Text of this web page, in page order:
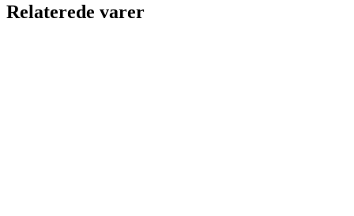
Relaterede varer